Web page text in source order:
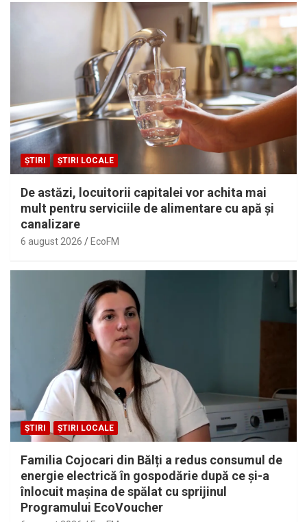
ȘTIRI ȘTIRI LOCALE
De astăzi, locuitorii capitalei vor achita mai
mult pentru serviciile de alimentare cu apă și
canalizare
6 august 2026 EcoFM
ȘTIRI ȘTIRI LOCALE
Familia Cojocari din Bălți a redus consumul de
energie electrică în gospodărie după ce și-a
înlocuit mașina de spălat cu sprijinul
Programului EcoVoucher